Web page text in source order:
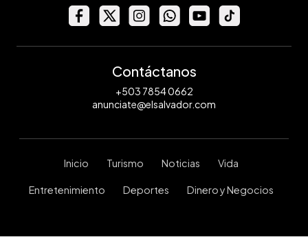
Contáctanos
+503 7854 0662
anunciate@elsalvador.com
Inicio Turismo Noticias Vida
Entretenimiento Deportes Dinero y Negocios